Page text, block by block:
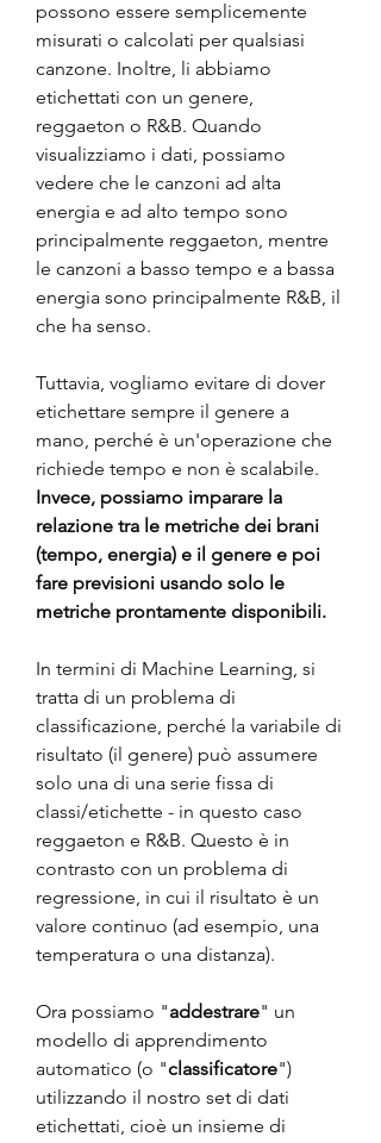
possono essere semplicemente
misurati o calcolati per qualsiasi
canzone. Inoltre, li abbiamo
etichettati con un genere,
reggaeton o R&B. Quando
visualizziamo i dati, possiamo
vedere che le canzoni ad alta
energia e ad alto tempo sono
principalmente reggaeton, mentre
le canzoni a basso tempo e a bassa
energia sono principalmente R&B, il
che ha senso.
Tuttavia, vogliamo evitare di dover
etichettare sempre il genere a
mano, perché è un'operazione che
richiede tempo e non è scalabile.
Invece, possiamo imparare la
relazione tra le metriche dei brani
(tempo, energia) e il genere e poi
fare previsioni usando solo le
metriche prontamente disponibili.
In termini di Machine Learning, si
tratta di un problema di
classificazione, perché la variabile di
risultato (il genere) può assumere
solo una di una serie fissa di
classi/etichette - in questo caso
reggaeton e R&B. Questo è in
contrasto con un problema di
regressione, in cui il risultato è un
valore continuo (ad esempio, una
temperatura o una distanza).
Ora possiamo "addestrare" un
modello di apprendimento
automatico (o "classificatore")
utilizzando il nostro set di dati
etichettati, cioè un insieme di